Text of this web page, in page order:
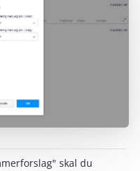
skal du